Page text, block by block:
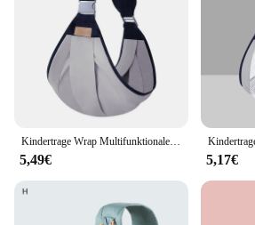
5,49€ 5,17€